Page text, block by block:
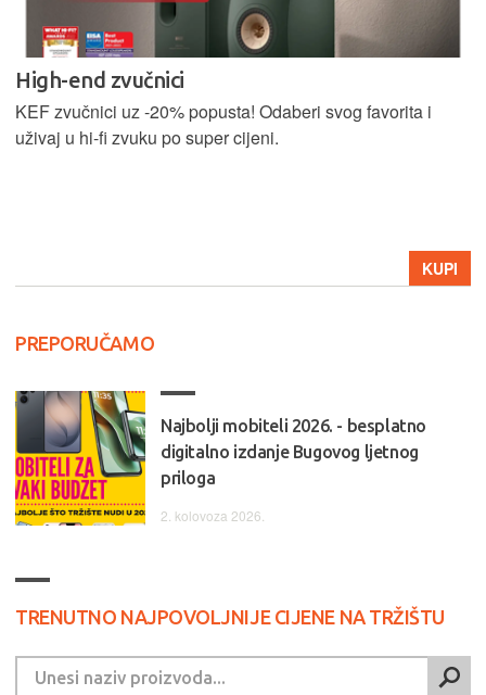
High-end zvučnici
KEF zvučnici uz -20% popusta! Odaberi svog favorita i
uživaj u hi-fi zvuku po super cijeni.
KUPI
PREPORUČAMO
Najbolji mobiteli 2026. - besplatno
digitalno izdanje Bugovog ljetnog
priloga
2. kolovoza 2026.
TRENUTNO NAJPOVOLJNIJE CIJENE NA TRŽIŠTU